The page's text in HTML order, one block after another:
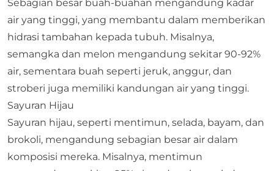
Sebagian besar buah-buahan mengandung kadar
air yang tinggi, yang membantu dalam memberikan
hidrasi tambahan kepada tubuh. Misalnya,
semangka dan melon mengandung sekitar 90-92%
air, sementara buah seperti jeruk, anggur, dan
stroberi juga memiliki kandungan air yang tinggi.
Sayuran Hijau
Sayuran hijau, seperti mentimun, selada, bayam, dan
brokoli, mengandung sebagian besar air dalam
komposisi mereka. Misalnya, mentimun